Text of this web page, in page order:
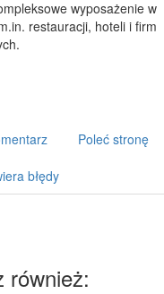
INNE SKLEPY
NARZĘDZIA
METALOWY
SAMOCHODOWE
wyposażenie w
restauracji, hoteli i firm
Poleć stronę
błędy
również: